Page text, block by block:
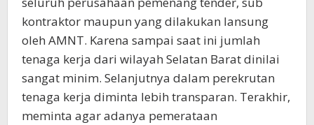
kontraktor maupun yang dilakukan lansung
oleh AMNT. Karena sampai saat ini jumlah
tenaga kerja dari wilayah Selatan Barat dinilai
sangat minim. Selanjutnya dalam perekrutan
tenaga kerja diminta lebih transparan. Terakhir,
meminta agar adanya pemerataan